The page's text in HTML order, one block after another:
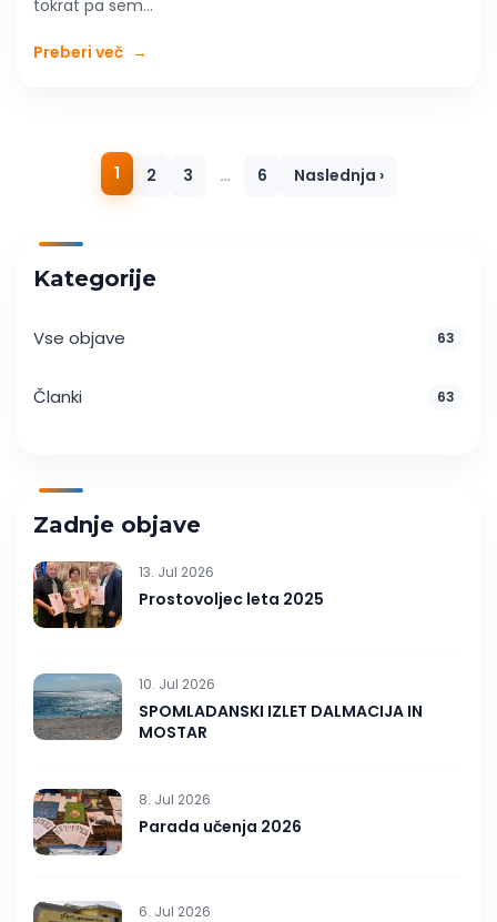
tokrat pa sem...
Preberi več →
1 2 3 … 6 Naslednja ›
Kategorije
Vse objave 63
Članki 63
Zadnje objave
13. Jul 2026
Prostovoljec leta 2025
10. Jul 2026
SPOMLADANSKI IZLET DALMACIJA IN
MOSTAR
8. Jul 2026
Parada učenja 2026
6. Jul 2026